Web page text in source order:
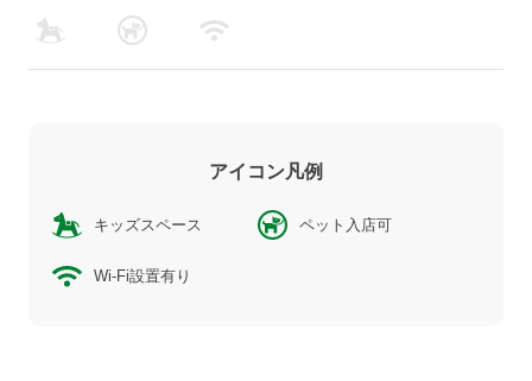
アイコン凡例
キッズスペース ペット入店可
Wi-Fi設置有り